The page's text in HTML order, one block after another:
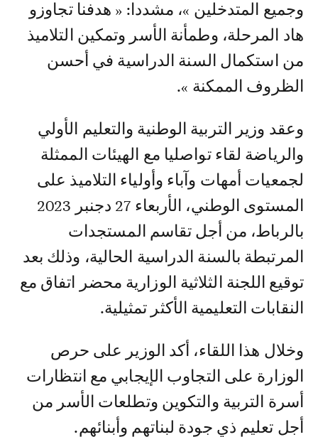
وجميع المتدخلين »، مشددا: « هدفنا تجاوزو
هاد المرحلة، وطمأنة الأسر وتمكين التلاميذ
من استكمال السنة الدراسية في أحسن
الظروف الممكنة ».
وعقد وزير التربية الوطنية والتعليم الأولي
والرياضة لقاء تواصليا مع الهيئات الممثلة
لجمعيات أمهات وآباء وأولياء التلاميذ على
المستوى الوطني، الأربعاء 27 دجنبر 2023
بالرباط، من أجل تقاسم المستجدات
المرتبطة بالسنة الدراسية الحالية، وذلك بعد
توقيع اللجنة الثلاثية الوزارية محضر اتفاق مع
النقابات التعليمية الأكثر تمثيلية.
وخلال هذا اللقاء، أكد الوزير على حرص
الوزارة على التجاوب الإيجابي مع انتظارات
أسرة التربية والتكوين وتطلعات الأسر من
أجل تعليم ذي جودة لبناتهم وأبنائهم.